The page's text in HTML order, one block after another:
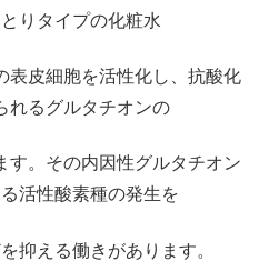
りタイプの化粧水
表皮細胞を活性化し、抗酸化
れるグルタチオンの
す。その内因性グルタチオン
活性酸素種の発生を
抑える働きがあります。